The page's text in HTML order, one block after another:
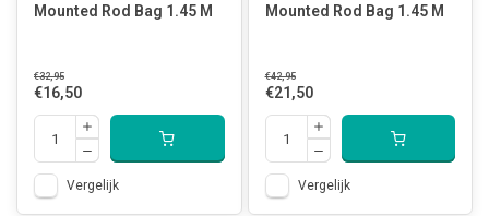
Mounted Rod Bag 1.45 M
€32,95
€16,50
Vergelijk
Mounted Rod Bag 1.45 M
€42,95
€21,50
Vergelijk